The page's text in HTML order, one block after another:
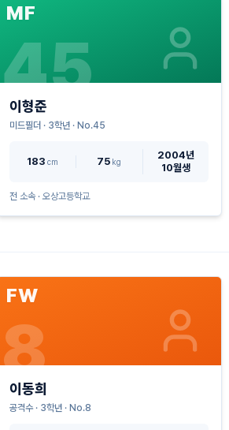
MF
45
이형준
미드필더 · 3학년 · No.45
183 cm 75 kg
2004년
10월생
전 소속 · 오상고등학교
FW
8
이동희
공격수· 3학년 · No.8